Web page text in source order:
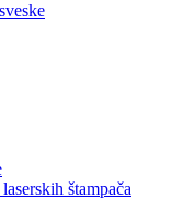
štampača